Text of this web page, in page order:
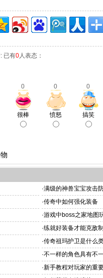
已有0人表态：
0 0 0
很棒 愤怒 搞笑
·满级的神兽宝宝攻击
·传奇中如何强化装备
·游戏中boss之家地图
·练就好装备才能克敌
·传奇祖玛护卫是什么
·不一样的角色具有不
·新手教程对玩家的重